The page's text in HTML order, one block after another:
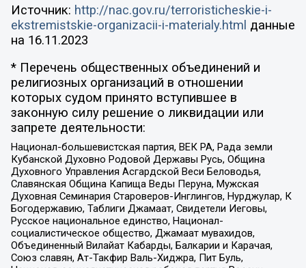
Источник: http://nac.gov.ru/terroristicheskie-i-
ekstremistskie-organizacii-i-materialy.html данные
на 16.11.2023
* Перечень общественных объединений и
религиозных организаций в отношении
которых судом принято вступившее в
законную силу решение о ликвидации или
запрете деятельности:
Национал-большевистская партия, ВЕК РА, Рада земли
Кубанской Духовно Родовой Державы Русь, Община
Духовного Управления Асгардской Веси Беловодья,
Славянская Община Капища Веды Перуна, Мужская
Духовная Семинария Староверов-Инглингов, Нурджулар, К
Богодержавию, Таблиги Джамаат, Свидетели Иеговы,
Русское национальное единство, Национал-
социалистическое общество, Джамаат мувахидов,
Объединенный Вилайат Кабарды, Балкарии и Карачая,
Союз славян, Ат-Такфир Валь-Хиджра, Пит Буль,